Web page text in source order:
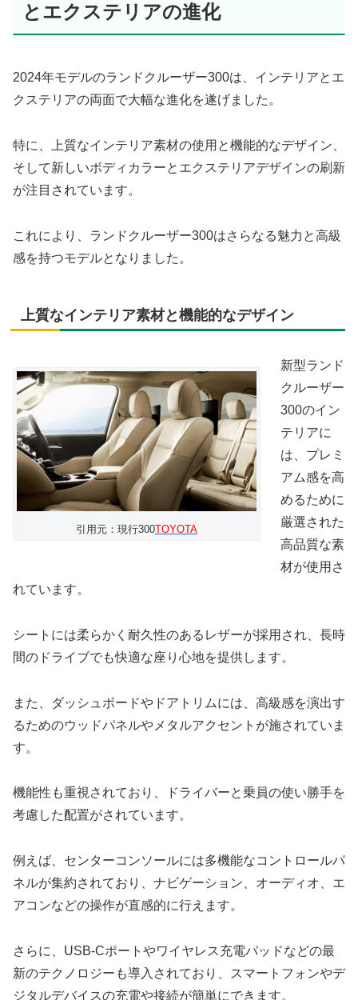
とエクステリアの進化
2024年モデルのランドクルーザー300は、インテリアとエ
クステリアの両面で大幅な進化を遂げました。
特に、上質なインテリア素材の使用と機能的なデザイン、
そして新しいボディカラーとエクステリアデザインの刷新
が注目されています。
これにより、ランドクルーザー300はさらなる魅力と高級
感を持つモデルとなりました。
上質なインテリア素材と機能的なデザイン
引用元：現行300TOYOTA
新型ランド
クルーザー
300のイン
テリアに
は、プレミ
アム感を高
めるために
厳選された
高品質な素
材が使用さ
れています。
シートには柔らかく耐久性のあるレザーが採用され、長時
間のドライブでも快適な座り心地を提供します。
また、ダッシュボードやドアトリムには、高級感を演出す
るためのウッドパネルやメタルアクセントが施されていま
す。
機能性も重視されており、ドライバーと乗員の使い勝手を
考慮した配置がされています。
例えば、センターコンソールには多機能なコントロールパ
ネルが集約されており、ナビゲーション、オーディオ、エ
アコンなどの操作が直感的に行えます。
さらに、USB-Cポートやワイヤレス充電パッドなどの最
新のテクノロジーも導入されており、スマートフォンやデ
ジタルデバイスの充電や接続が簡単にできます。